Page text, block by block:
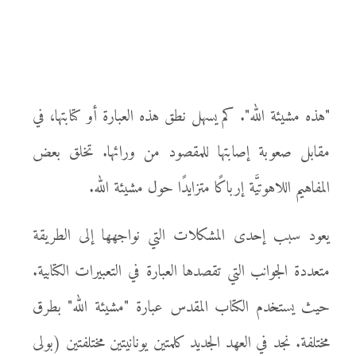
"هذه مشيئة الله". كم يسهل نطق هذه العبارة أو كتابتها، في
مقابل صعوبة إصابتها للمقصود من ورائها. تخلق بعض
المفاهيم اللاهوتيَّة إرباكًا متزايدًا حول مشيئة الله.
يعود سبب إحدى المشكلات التي نواجهها إلى الطريقة
متعددة الجوانب التي تقصدها العبارة في التعبيرات الكتابية.
حيث يستخدم الكتاب المقدس عبارة "مشيئة الله" بطرق
مختلفة. نجد في العهد الجديد كلمتين يونانيتين مختلفتين (بولى